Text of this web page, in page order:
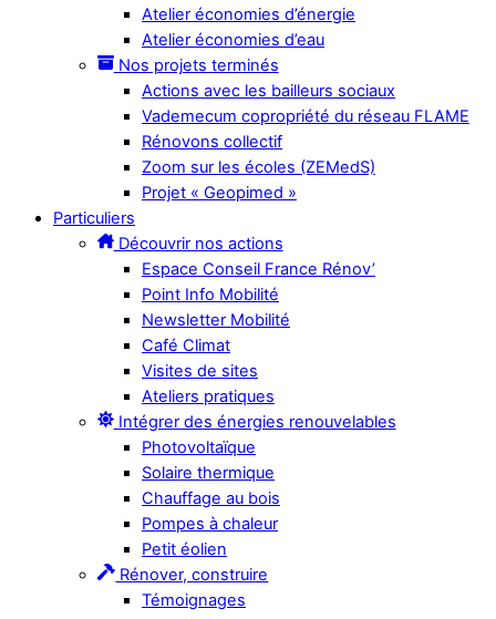
Atelier économies d’énergie
Atelier économies d’eau
Nos projets terminés
Actions avec les bailleurs sociaux
Vademecum copropriété du réseau FLAME
Rénovons collectif
Zoom sur les écoles (ZEMedS)
Projet « Geopimed »
Particuliers
Découvrir nos actions
Espace Conseil France Rénov’
Point Info Mobilité
Newsletter Mobilité
Café Climat
Visites de sites
Ateliers pratiques
Intégrer des énergies renouvelables
Photovoltaïque
Solaire thermique
Chauffage au bois
Pompes à chaleur
Petit éolien
Rénover, construire
Témoignages